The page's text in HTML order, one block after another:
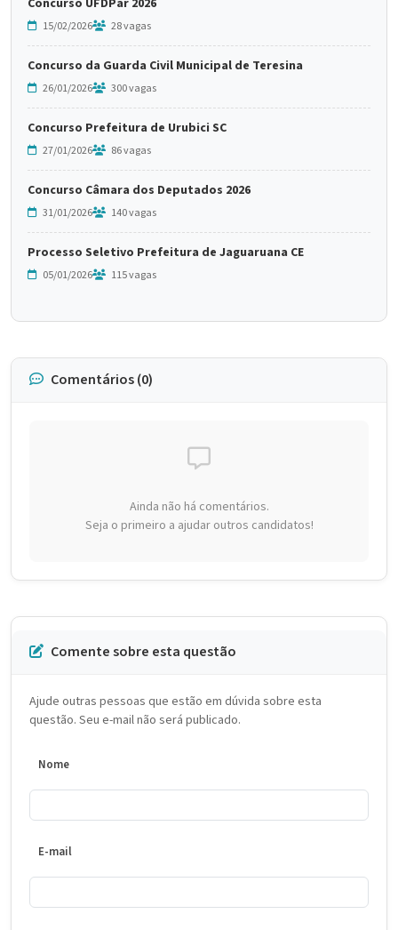
Concurso UFDPar 2026
15/02/2026 28 vagas
Concurso da Guarda Civil Municipal de Teresina
26/01/2026 300 vagas
Concurso Prefeitura de Urubici SC
27/01/2026 86 vagas
Concurso Câmara dos Deputados 2026
31/01/2026 140 vagas
Processo Seletivo Prefeitura de Jaguaruana CE
05/01/2026 115 vagas
Comentários (0)
Ainda não há comentários.
Seja o primeiro a ajudar outros candidatos!
Comente sobre esta questão
Ajude outras pessoas que estão em dúvida sobre esta
questão. Seu e-mail não será publicado.
Nome
E-mail